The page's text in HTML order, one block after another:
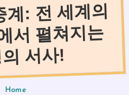
계: 전 세계의
서 펼쳐지는
서사!
Home